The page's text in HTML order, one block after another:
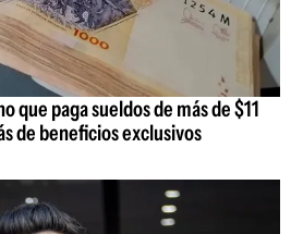
que paga sueldos de más de $11
de beneficios exclusivos